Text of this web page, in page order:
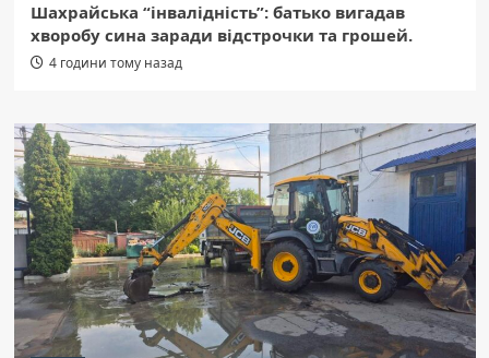
Шахрайська “інвалідність”: батько вигадав
хворобу сина заради відстрочки та грошей.
4 години тому назад